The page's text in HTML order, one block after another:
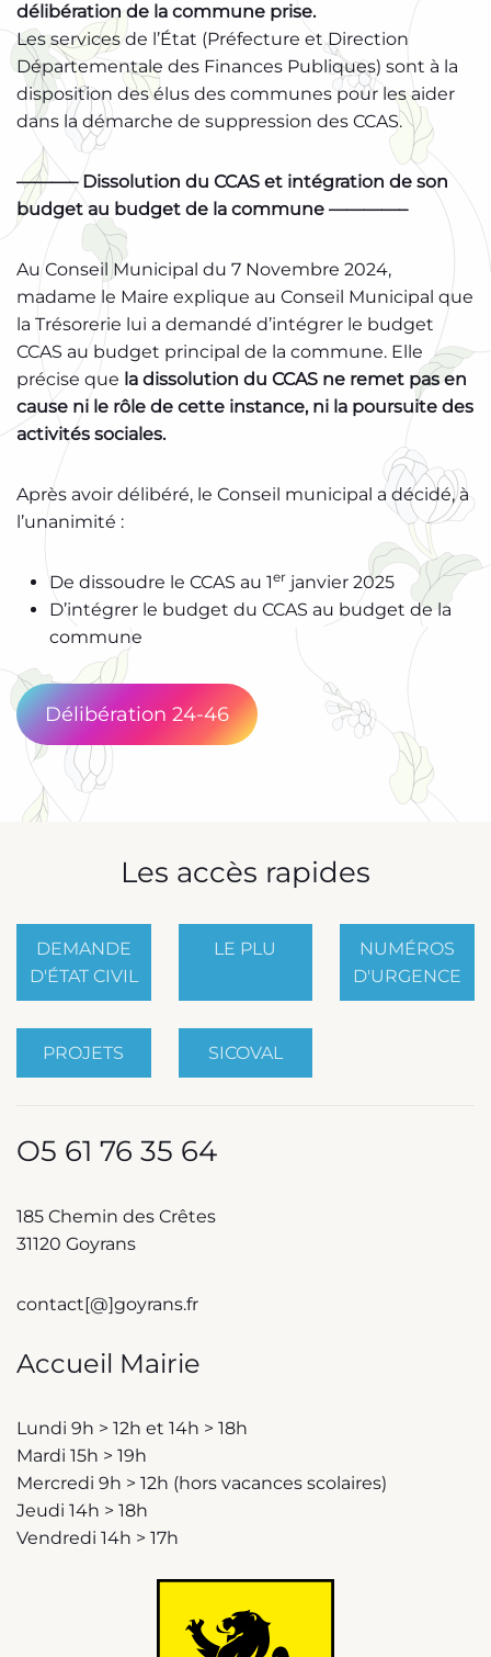
délibération de la commune prise.
Les services de l’État (Préfecture et Direction
Départementale des Finances Publiques) sont à la
disposition des élus des communes pour les aider
dans la démarche de suppression des CCAS.
———– Dissolution du CCAS et intégration de son
budget au budget de la commune ————–
Au Conseil Municipal du 7 Novembre 2024,
madame le Maire explique au Conseil Municipal que
la Trésorerie lui a demandé d’intégrer le budget
CCAS au budget principal de la commune. Elle
précise que la dissolution du CCAS ne remet pas en
cause ni le rôle de cette instance, ni la poursuite des
activités sociales.
Après avoir délibéré, le Conseil municipal a décidé, à
l’unanimité :
De dissoudre le CCAS au 1er janvier 2025
D’intégrer le budget du CCAS au budget de la
commune
Délibération 24-46
Les accès rapides
DEMANDE
D'ÉTAT CIVIL
LE PLU
NUMÉROS
D'URGENCE
PROJETS SICOVAL
O5 61 76 35 64
185 Chemin des Crêtes
31120 Goyrans
contact[@]goyrans.fr
Accueil Mairie
Lundi 9h > 12h et 14h > 18h
Mardi 15h > 19h
Mercredi 9h > 12h (hors vacances scolaires)
Jeudi 14h > 18h
Vendredi 14h > 17h